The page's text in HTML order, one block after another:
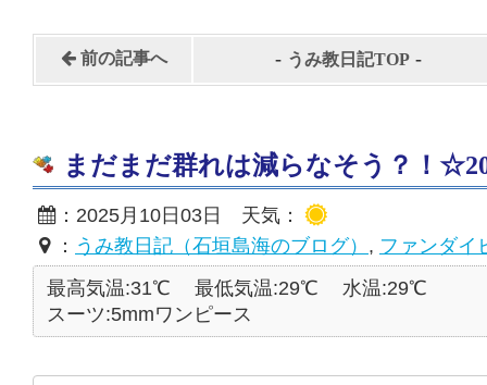
前の記事へ - うみ教日記TOP -
まだまだ群れは減らなそう？！
：2025月10日03日 天気：
： うみ教日記（石垣島海のブログ） , ファンダイ
最高気温:31℃
最低気温:29℃
水温:29℃
スーツ:5mmワンピース